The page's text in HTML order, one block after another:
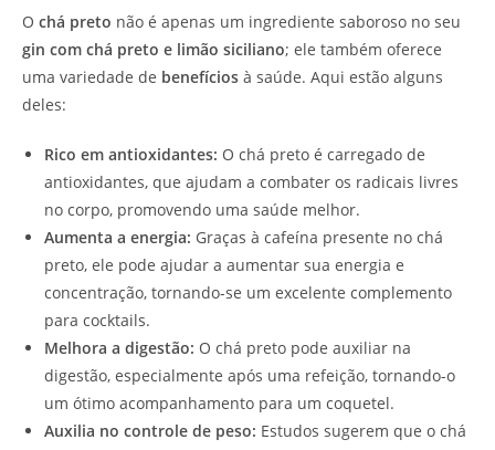
O chá preto não é apenas um ingrediente saboroso no seu
gin com chá preto e limão siciliano; ele também oferece
uma variedade de benefícios à saúde. Aqui estão alguns
deles:
Rico em antioxidantes: O chá preto é carregado de
antioxidantes, que ajudam a combater os radicais livres
no corpo, promovendo uma saúde melhor.
Aumenta a energia: Graças à cafeína presente no chá
preto, ele pode ajudar a aumentar sua energia e
concentração, tornando-se um excelente complemento
para cocktails.
Melhora a digestão: O chá preto pode auxiliar na
digestão, especialmente após uma refeição, tornando-o
um ótimo acompanhamento para um coquetel.
Auxilia no controle de peso: Estudos sugerem que o chá